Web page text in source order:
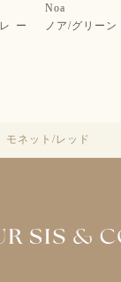
ー
Noa
ノア/グリーン
モネット/レッド